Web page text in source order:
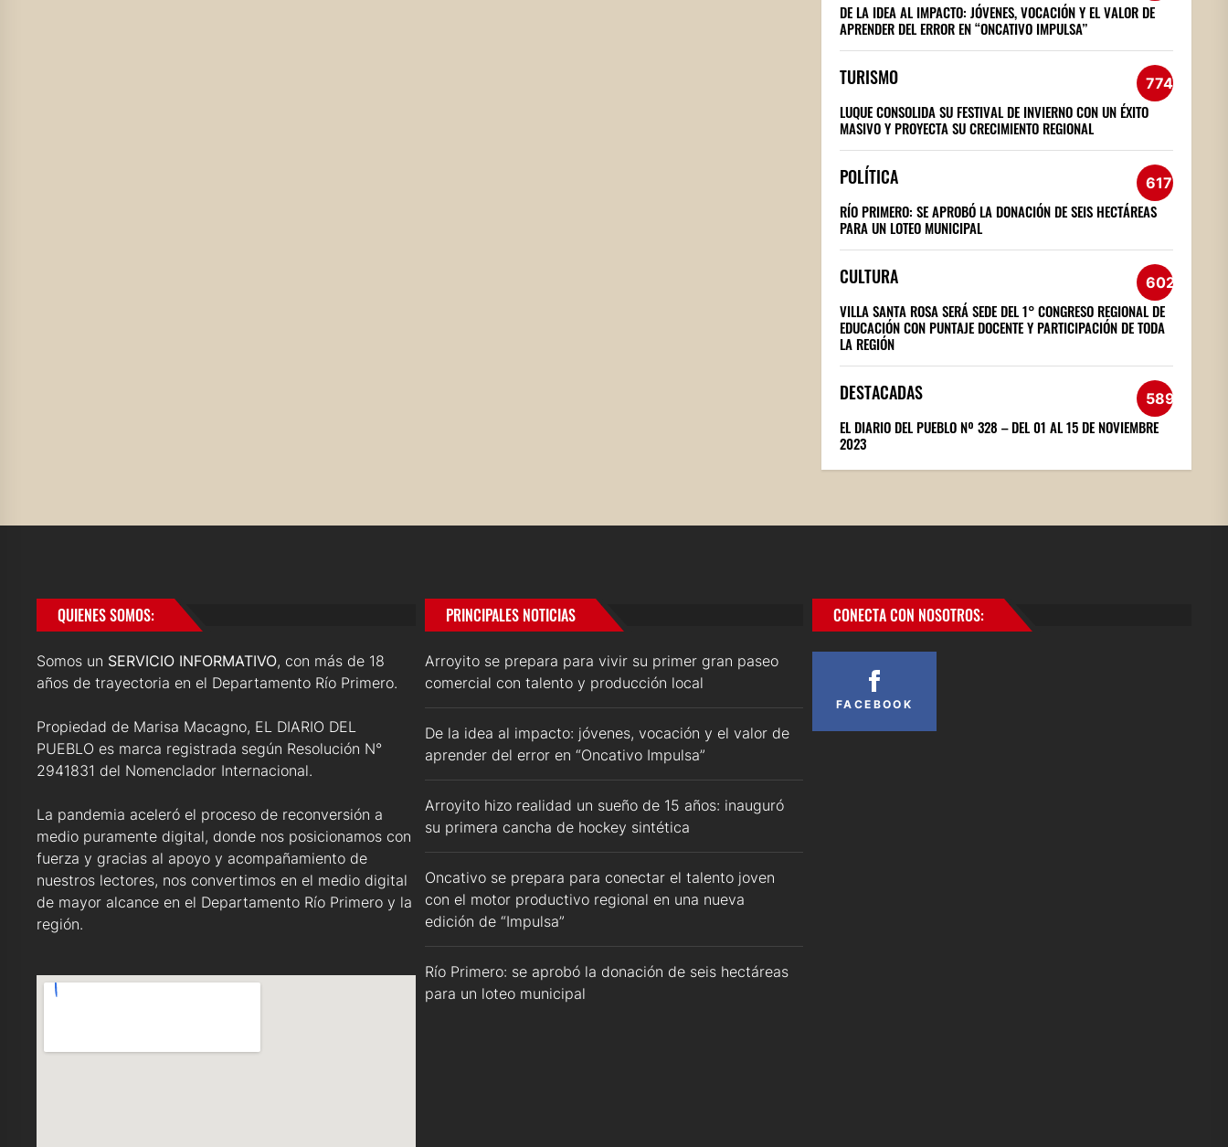
DE LA IDEA AL IMPACTO: JÓVENES, VOCACIÓN Y EL VALOR DE
APRENDER DEL ERROR EN “ONCATIVO IMPULSA”
TURISMO 774
LUQUE CONSOLIDA SU FESTIVAL DE INVIERNO CON UN ÉXITO
MASIVO Y PROYECTA SU CRECIMIENTO REGIONAL
POLÍTICA 617
RÍO PRIMERO: SE APROBÓ LA DONACIÓN DE SEIS HECTÁREAS
PARA UN LOTEO MUNICIPAL
CULTURA 602
VILLA SANTA ROSA SERÁ SEDE DEL 1° CONGRESO REGIONAL DE
EDUCACIÓN CON PUNTAJE DOCENTE Y PARTICIPACIÓN DE TODA
LA REGIÓN
DESTACADAS 589
EL DIARIO DEL PUEBLO Nº 328 – DEL 01 AL 15 DE NOVIEMBRE
2023
QUIENES SOMOS:
Somos un SERVICIO INFORMATIVO, con más de 18
años de trayectoria en el Departamento Río Primero.
Propiedad de Marisa Macagno, EL DIARIO DEL
PUEBLO es marca registrada según Resolución N°
2941831 del Nomenclador Internacional.
La pandemia aceleró el proceso de reconversión a
medio puramente digital, donde nos posicionamos con
fuerza y gracias al apoyo y acompañamiento de
nuestros lectores, nos convertimos en el medio digital
de mayor alcance en el Departamento Río Primero y la
región.
PRINCIPALES NOTICIAS
Arroyito se prepara para vivir su primer gran paseo
comercial con talento y producción local
De la idea al impacto: jóvenes, vocación y el valor de
aprender del error en “Oncativo Impulsa”
Arroyito hizo realidad un sueño de 15 años: inauguró
su primera cancha de hockey sintética
Oncativo se prepara para conectar el talento joven
con el motor productivo regional en una nueva
edición de “Impulsa”
Río Primero: se aprobó la donación de seis hectáreas
para un loteo municipal
CONECTA CON NOSOTROS:
FACEBOOK